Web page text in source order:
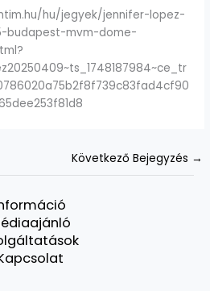
hu/jegyek/jennifer-lopez-
budapest-mvm-dome-
Következő Bejegyzés →